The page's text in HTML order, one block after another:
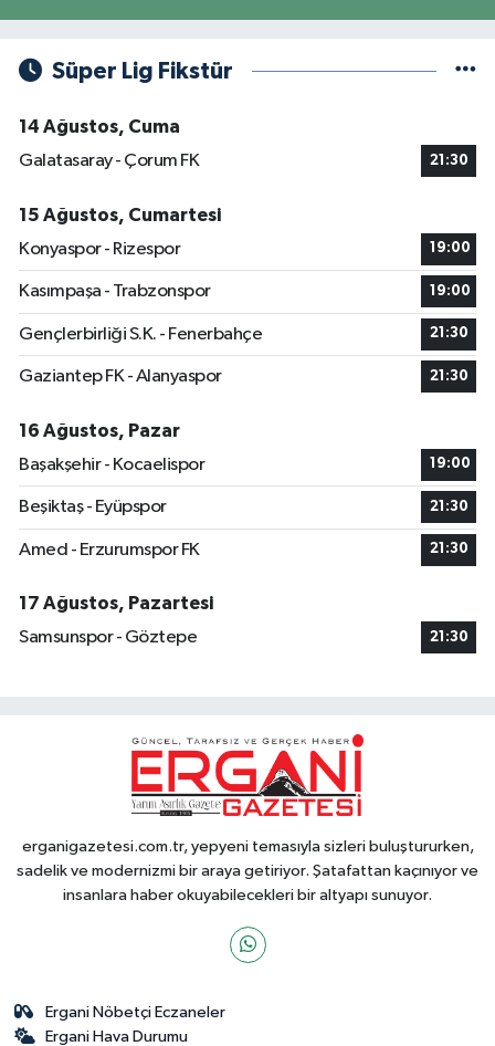
Süper Lig Fikstür
14 Ağustos, Cuma
Galatasaray - Çorum FK
21:30
15 Ağustos, Cumartesi
Konyaspor - Rizespor
19:00
Kasımpaşa - Trabzonspor 19:00
Gençlerbirliği S.K. - Fenerbahçe 21:30
Gaziantep FK - Alanyaspor 21:30
16 Ağustos, Pazar
Başakşehir - Kocaelispor
19:00
Beşiktaş - Eyüpspor 21:30
Amed - Erzurumspor FK 21:30
17 Ağustos, Pazartesi
Samsunspor - Göztepe
21:30
erganigazetesi.com.tr, yepyeni temasıyla sizleri buluştururken,
sadelik ve modernizmi bir araya getiriyor. Şatafattan kaçınıyor ve
insanlara haber okuyabilecekleri bir altyapı sunuyor.
Ergani Nöbetçi Eczaneler
Ergani Hava Durumu